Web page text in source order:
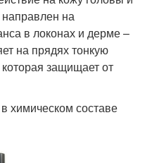
на
в локонах и дерме –
на прядях тонкую
защищает от
химическом составе